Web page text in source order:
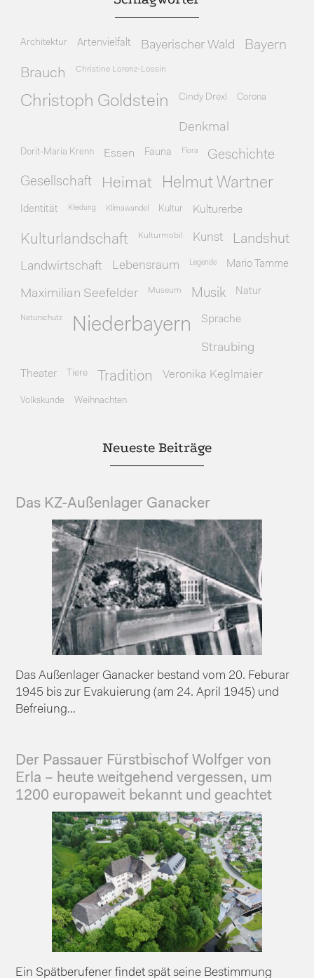
Architektur Artenvielfalt Bayerischer Wald Bayern
Brauch Christine Lorenz-Lossin
Christoph Goldstein Cindy Drexl Corona
Denkmal
Dorit-Maria Krenn Essen Fauna Flora Geschichte
Gesellschaft Heimat Helmut Wartner
Identität Kleidung Klimawandel Kultur Kulturerbe
Kulturlandschaft Kulturmobil Kunst Landshut
Landwirtschaft Lebensraum Legende Mario Tamme
Maximilian Seefelder Museum Musik Natur
Naturschutz Niederbayern Sprache
Straubing
Theater Tiere Tradition Veronika Keglmaier
Volkskunde Weihnachten
Neueste Beiträge
Das KZ-Außenlager Ganacker
Das Außenlager Ganacker bestand vom 20. Feburar
1945 bis zur Evakuierung (am 24. April 1945) und
Befreiung...
Der Passauer Fürstbischof Wolfger von
Erla – heute weitgehend vergessen, um
1200 europaweit bekannt und geachtet
Ein Spätberufener findet spät seine Bestimmung